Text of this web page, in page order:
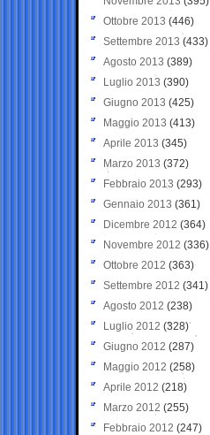
Ottobre 2013 (446)
Settembre 2013 (433)
Agosto 2013 (389)
Luglio 2013 (390)
Giugno 2013 (425)
Maggio 2013 (413)
Aprile 2013 (345)
Marzo 2013 (372)
Febbraio 2013 (293)
Gennaio 2013 (361)
Dicembre 2012 (364)
Novembre 2012 (336)
Ottobre 2012 (363)
Settembre 2012 (341)
Agosto 2012 (238)
Luglio 2012 (328)
Giugno 2012 (287)
Maggio 2012 (258)
Aprile 2012 (218)
Marzo 2012 (255)
Febbraio 2012 (247)